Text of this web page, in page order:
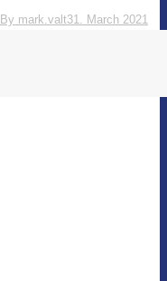
By mark.valt31. March 2021